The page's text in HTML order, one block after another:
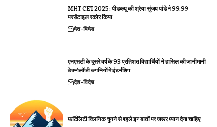
MHT CET 2025 : पीडब्ल्यू की श्रेया सुंजय पांडे ने 99.99
परसेंटाइल स्कोर किया
देश-विदेश
एनएसटी के दूसरे वर्ष के 93 प्रतिशत विद्यार्थियों ने हासिल की जानीमानी
टेक्नोलॉजी कंपनियों में इंटर्नशिप
देश-विदेश
फ़र्टिलिटी क्लिनिक चुनने से पहले इन बातों पर जरूर ध्यान देना चाहिए